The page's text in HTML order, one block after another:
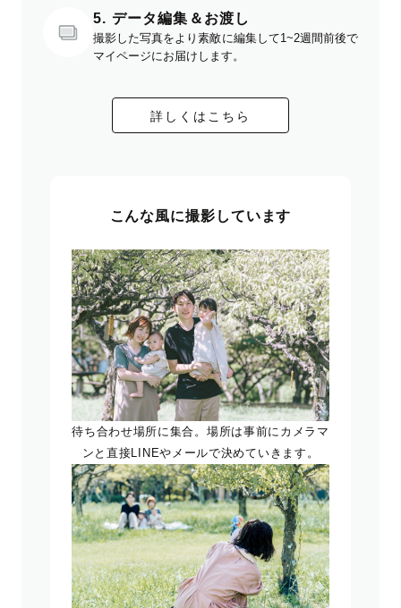
5. データ編集＆お渡し
撮影した写真をより素敵に編集して1~2週間前後で
マイページにお届けします。
詳しくはこちら
こんな風に撮影しています
待ち合わせ場所に集合。場所は事前にカメラマ
ンと直接LINEやメールで決めていきます。